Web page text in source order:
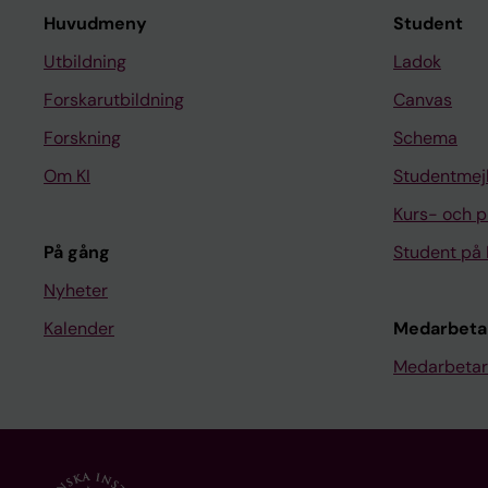
Huvudmeny
Utbildning
Forskarutbildning
Forskning
Om KI
På gång
Nyheter
Kalender
Student
Ladok
Canvas
Schema
Kurs- och
Student på